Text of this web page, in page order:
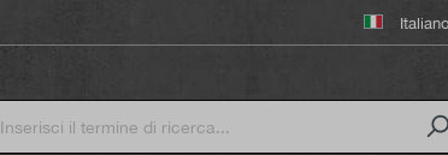
Italiano